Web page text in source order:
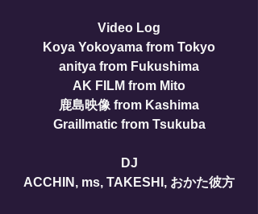
Video Log
Koya Yokoyama from Tokyo
anitya from Fukushima
AK FILM from Mito
鹿島映像 from Kashima
Graillmatic from Tsukuba
DJ
ACCHIN, ms, TAKESHI, おかた彼方